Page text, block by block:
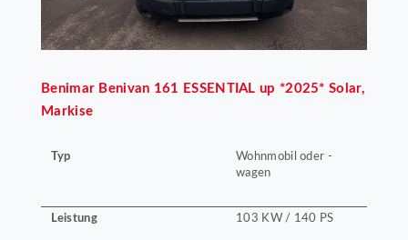
Benimar Benivan 161 ESSENTIAL up *2025* Solar,
Markise
Typ
Wohnmobil oder -
wagen
Leistung 103 KW / 140 PS